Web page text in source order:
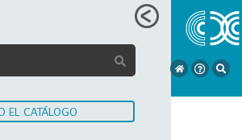
EL CATÁLOGO